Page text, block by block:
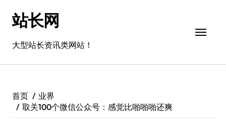
站长网
大型站长资讯类网站！
首页
业界
取关100个微信公众号：感觉比啪啪啪还爽